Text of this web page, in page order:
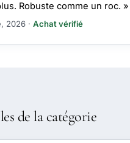
Robuste comme un roc. »
2026 · Achat vérifié
de la catégorie